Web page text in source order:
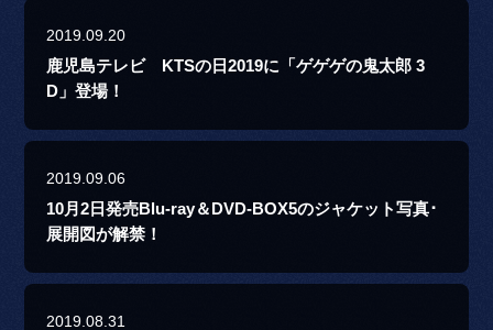
2019.09.20
鹿児島テレビ KTSの日2019に「ゲゲゲの鬼太郎 3
D」登場！
2019.09.06
10月2日発売Blu-ray＆DVD-BOX5のジャケット写真･
展開図が解禁！
2019.08.31